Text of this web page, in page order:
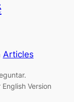
Articles
Version